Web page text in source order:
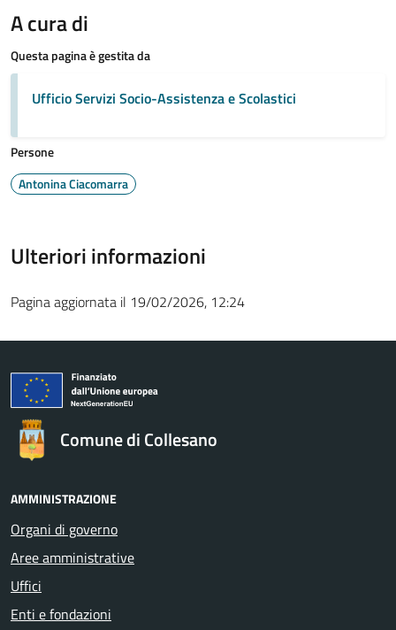
A cura di
Questa pagina è gestita da
Ufficio Servizi Socio-Assistenza e Scolastici
Persone
Antonina Ciacomarra
Ulteriori informazioni
Pagina aggiornata il 19/02/2026, 12:24
Comune di Collesano
AMMINISTRAZIONE
Organi di governo
Aree amministrative
Uffici
Enti e fondazioni